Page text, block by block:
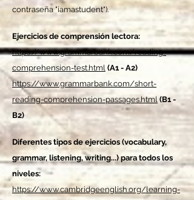
contraseña "iamastudent").
Ejercicios de comprensión lectora:
https://www.grammarbank.com/reading-
comprehension-test.html (A1 - A2)
https://www.grammarbank.com/short-
reading-comprehension-passages.html (B1 -
B2)
Diferentes tipos de ejercicios (vocabulary,
grammar, listening, writing...) para todos los
niveles:
https://www.cambridgeenglish.org/learning-